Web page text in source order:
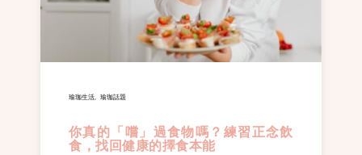
瑜珈生活 瑜珈話題
你真的「嚐」過食物嗎？練習正念飲
食，找回健康的擇食本能